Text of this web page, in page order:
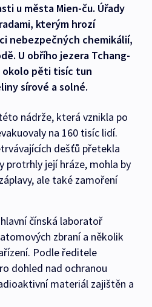
u města Mien-ču. Úřady
kterým hrozí
nebezpečných chemikálií,
U obřího jezera Tchang-
okolo pěti tisíc tun
sírové a solné.
nádrže, která vznikla po
na 160 tisíc lidí.
dešťů přetekla
protrhly její hráze, mohla by
ale také zamoření
čínská laboratoř
zbraní a několik
Podle ředitele
dohled nad ochranou
materiál zajištěn a